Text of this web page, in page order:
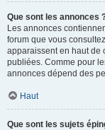
Que sont les annonces
Les annonces
forum que vous
apparaissent en haut de
publiées. Comme pour
annonces dépend des
Haut
Que sont les sujets